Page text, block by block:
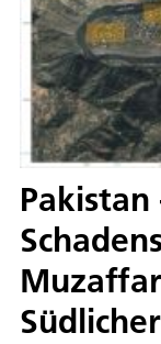
Pakistan